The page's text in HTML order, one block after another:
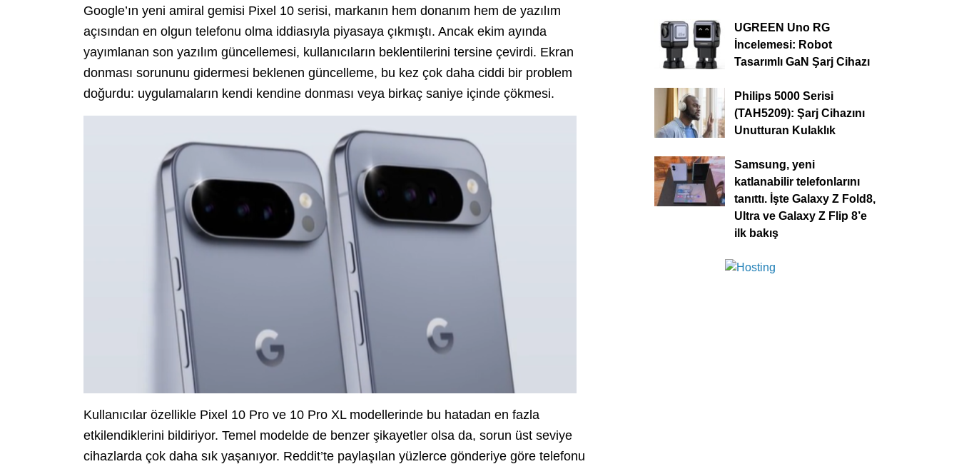
Google’ın yeni amiral gemisi Pixel 10 serisi, markanın hem donanım hem de yazılım
açısından en olgun telefonu olma iddiasıyla piyasaya çıkmıştı. Ancak ekim ayında
yayımlanan son yazılım güncellemesi, kullanıcıların beklentilerini tersine çevirdi. Ekran
donması sorununu gidermesi beklenen güncelleme, bu kez çok daha ciddi bir problem
doğurdu: uygulamaların kendi kendine donması veya birkaç saniye içinde çökmesi.
Kullanıcılar özellikle Pixel 10 Pro ve 10 Pro XL modellerinde bu hatadan en fazla
etkilendiklerini bildiriyor. Temel modelde de benzer şikayetler olsa da, sorun üst seviye
cihazlarda çok daha sık yaşanıyor. Reddit’te paylaşılan yüzlerce gönderiye göre telefonu
UGREEN Uno RG
İncelemesi: Robot
Tasarımlı GaN Şarj Cihazı
Philips 5000 Serisi
(TAH5209): Şarj Cihazını
Unutturan Kulaklık
Samsung, yeni
katlanabilir telefonlarını
tanıttı. İşte Galaxy Z Fold8,
Ultra ve Galaxy Z Flip 8’e
ilk bakış